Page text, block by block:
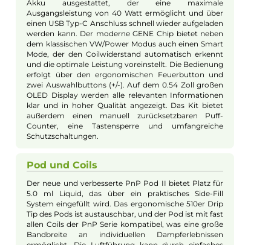
Beschreibung
VooPoo - Drag H40 Kit
Design und Vielseitigkeit
Mit dem Drag H40 Kit erweitert VooPoo seine
erfolgreiche Drag-Familie um ein modernes und
Jannik Ittenbach
Produkt-Manager & Experte
Bei Fragen zu diesem Artikel kontaktieren Sie unseren
Experten schnell und einfach per E-Mail:
E-Mail senden